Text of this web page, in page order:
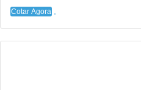
Cotar Agora